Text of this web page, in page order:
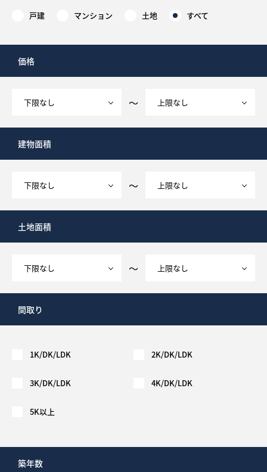
戸建 マンション 土地 すべて
価格
～
建物面積
～
土地面積
～
間取り
1K/DK/LDK 2K/DK/LDK
3K/DK/LDK 4K/DK/LDK
5K以上
築年数